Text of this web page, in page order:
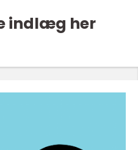
indlæg her